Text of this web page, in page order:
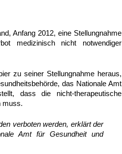
Anfang 2012, eine Stellungnahme
medizinisch nicht notwendiger
zu seiner Stellungnahme heraus,
das Nationale Amt
dass die nicht-therapeutische
muss.
verboten werden, erklärt der
Amt für Gesundheit und